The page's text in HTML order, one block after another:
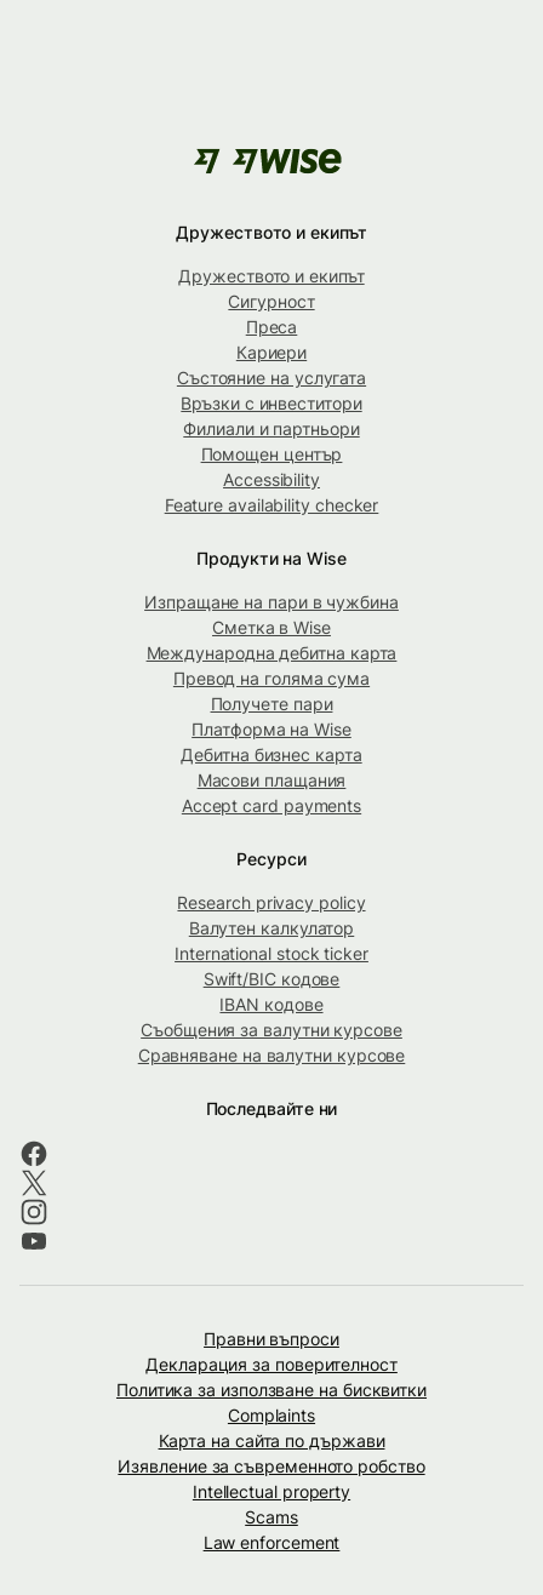
Дружеството и екипът
Дружеството и екипът
Сигурност
Преса
Кариери
Състояние на услугата
Връзки с инвеститори
Филиали и партньори
Помощен център
Accessibility
Feature availability checker
Продукти на Wise
Изпращане на пари в чужбина
Сметка в Wise
Международна дебитна карта
Превод на голяма сума
Получете пари
Платформа на Wise
Дебитна бизнес карта
Масови плащания
Accept card payments
Ресурси
Research privacy policy
Валутен калкулатор
International stock ticker
Swift/BIC кодове
IBAN кодове
Съобщения за валутни курсове
Сравняване на валутни курсове
Последвайте ни
Правни въпроси
Декларация за поверителност
Политика за използване на бисквитки
Complaints
Карта на сайта по държави
Изявление за съвременното робство
Intellectual property
Scams
Law enforcement